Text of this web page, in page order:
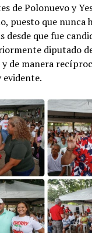
de Polonuevo y
puesto que nunca
desde que fue
diputado
de manera
evidente.